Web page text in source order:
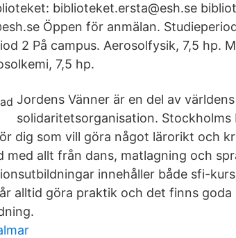
biblioteket.ersta@esh.se
Öppen för anmälan.
2 På campus. Aerosolfysik, 7,5 hp.
7,5 hp.
Jordens Vänner är en del av
solidaritetsorganisation. Stockholms
dig som vill göra något lärorikt och
allt från dans, matlagning och
innehåller både sfi-
alltid göra praktik och det finns